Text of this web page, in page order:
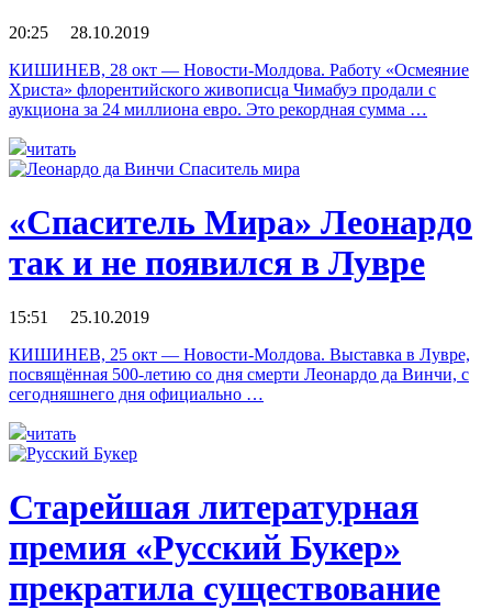
20:25 28.10.2019
КИШИНЕВ, 28 окт — Новости-Молдова. Работу «Осмеяние
Христа» флорентийского живописца Чимабуэ продали с
аукциона за 24 миллиона евро. Это рекордная сумма …
читать
«Спаситель Мира» Леонардо
так и не появился в Лувре
15:51 25.10.2019
КИШИНЕВ, 25 окт — Новости-Молдова. Выставка в Лувре,
посвящённая 500-летию со дня смерти Леонардо да Винчи, с
сегодняшнего дня официально …
читать
Старейшая литературная
премия «Русский Букер»
прекратила существование